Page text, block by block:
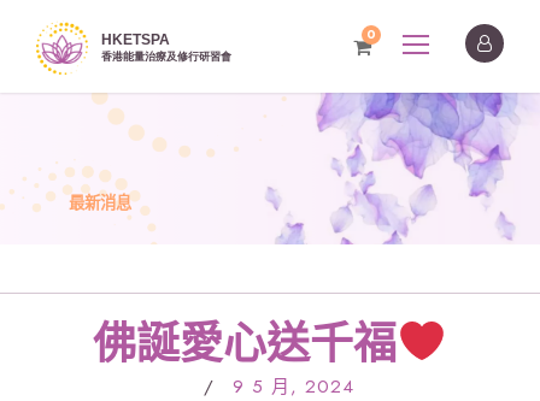
0
最新消息
佛誕愛心送千福
/ 9 5 月, 2024